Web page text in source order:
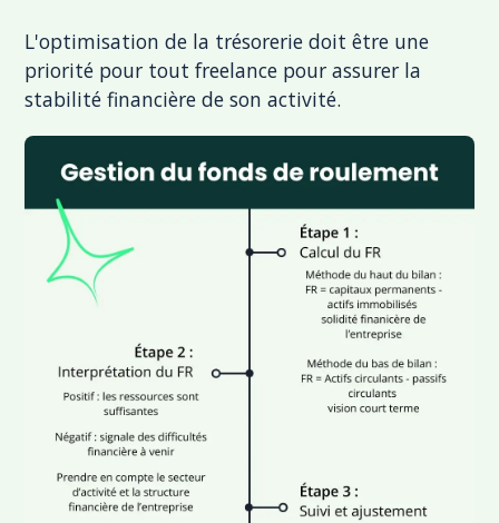
L'optimisation de la trésorerie doit être une
priorité pour tout freelance pour assurer la
stabilité financière de son activité.